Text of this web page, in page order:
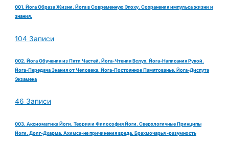
001. Йога Образа Жизни. Йога в Современную Эпоху. Сохранения импульса жизни и
знания.
104 Записи
002. Йога Обучения из Пяти Частей. Йога-Чтения Вслух. Йога-Написания Рукой.
Йога-Передача Знания от Человека. Йога-Постоянное Памятованье. Йога-Диспута
Экзамена
46 Записи
003. Аксиоматика Йоги. Теория и Философия Йоги. Сверхлогичные Принципы
Йоги. Долг-Дхарма. Ахимса-не причинения вреда. Брахмочарья -разумность